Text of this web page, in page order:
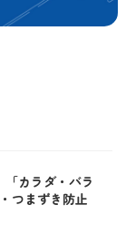
カラダ・バラ
つまずき防止